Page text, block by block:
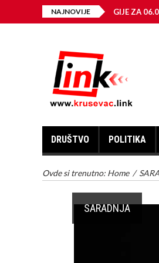
NAJNOVIJE
ENERGIJE ZA 06.08.2026.
DRUŠTVO POLITIKA
Ovde si trenutno: Home /
SARADNJA